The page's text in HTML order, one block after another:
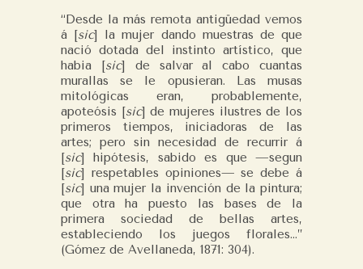
“Desde la más remota antigüedad vemos
á [sic] la mujer dando muestras de que
nació dotada del instinto artístico, que
habia [sic] de salvar al cabo cuantas
murallas se le opusieran. Las musas
mitológicas eran, probablemente,
apoteósis [sic] de mujeres ilustres de los
primeros tiempos, iniciadoras de las
artes; pero sin necesidad de recurrir á
[sic] hipótesis, sabido es que —segun
[sic] respetables opiniones— se debe á
[sic] una mujer la invención de la pintura;
que otra ha puesto las bases de la
primera sociedad de bellas artes,
estableciendo los juegos florales…”
(Gómez de Avellaneda, 1871: 304).